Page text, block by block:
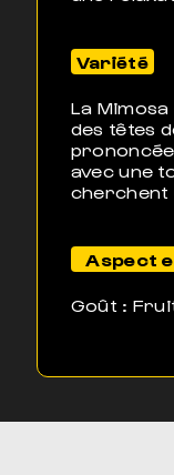
Variété
La
des têtes
avec une
cherchent
Aspect
Goût :